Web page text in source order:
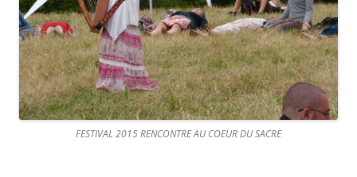
FESTIVAL 2015 RENCONTRE AU COEUR DU SACRE